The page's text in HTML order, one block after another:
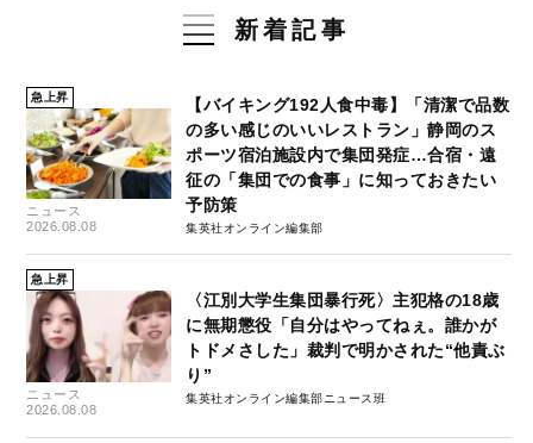
新着記事
急上昇
ニュース
2026.08.08
【バイキング192人食中毒】「清潔で品数
の多い感じのいいレストラン」静岡のス
ポーツ宿泊施設内で集団発症…合宿・遠
征の「集団での食事」に知っておきたい
予防策
集英社オンライン編集部
急上昇
ニュース
2026.08.08
〈江別大学生集団暴行死〉主犯格の18歳
に無期懲役「自分はやってねぇ。誰かが
トドメさした」裁判で明かされた“他責ぶ
り”
集英社オンライン編集部ニュース班